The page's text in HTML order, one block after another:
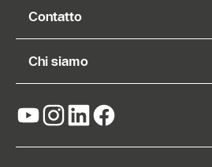
Contatto
Chi siamo